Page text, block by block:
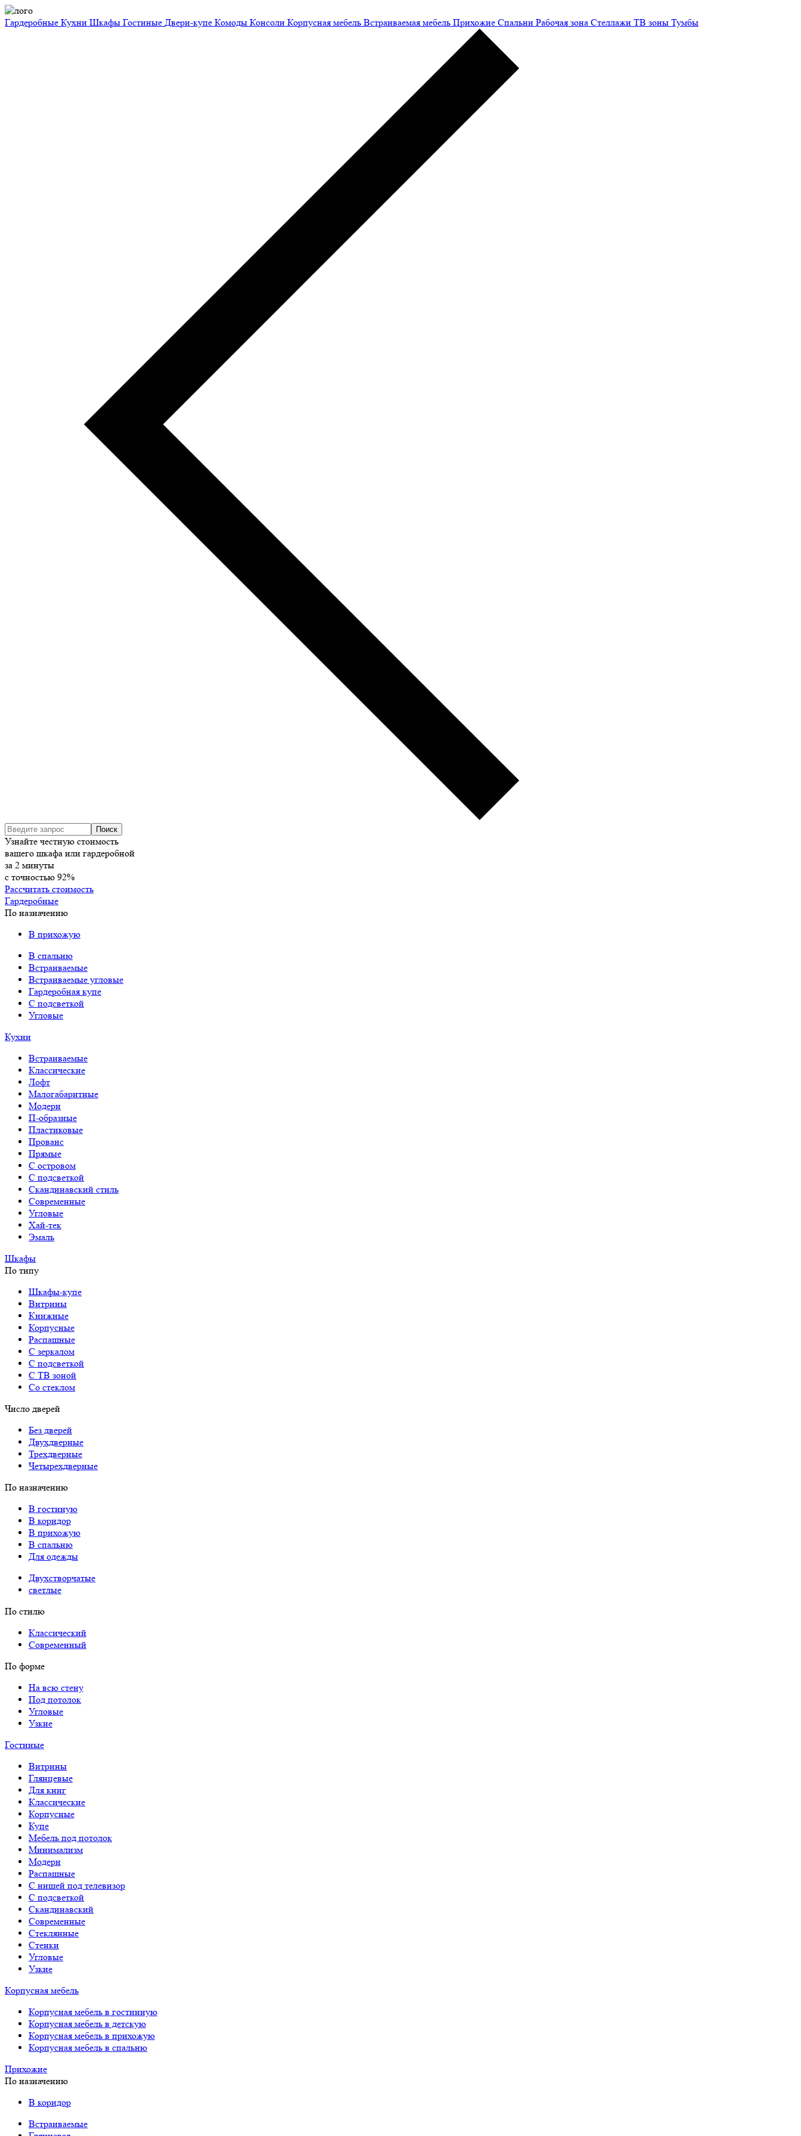
Гардеробные Кухни Шкафы Гостиные Двери-купе Комоды Консоли Корпусная мебель Встраиваемая мебель Прихожие Спальни Рабочая зона Стеллажи ТВ зоны Тумбы
Узнайте честную стоимость
вашего шкафа или гардеробной
за 2 минуты
с точностью 92%
Рассчитать стоимость
Гардеробные
По назначению
В прихожую
В спальню
Встраиваемые
Встраиваемые угловые
Гардеробная купе
С подсветкой
Угловые
Кухни
Встраиваемые
Классические
Лофт
Малогабаритные
Модерн
П-образные
Пластиковые
Прованс
Прямые
С островом
С подсветкой
Скандинавский стиль
Современные
Угловые
Хай-тек
Эмаль
Шкафы
По типу
Шкафы-купе
Витрины
Книжные
Корпусные
Распашные
С зеркалом
С подсветкой
С ТВ зоной
Со стеклом
Число дверей
Без дверей
Двухдверные
Трехдверные
Четырехдверные
По назначению
В гостиную
В коридор
В прихожую
В спальню
Для одежды
Двухстворчатые
светлые
По стилю
Классический
Современный
По форме
На всю стену
Под потолок
Угловые
Узкие
Гостиные
Витрины
Глянцевые
Для книг
Классические
Корпусные
Купе
Мебель под потолок
Минимализм
Модерн
Распашные
С нишей под телевизор
С подсветкой
Скандинавский
Современные
Стеклянные
Стенки
Угловые
Узкие
Корпусная мебель
Корпусная мебель в гостинную
Корпусная мебель в детскую
Корпусная мебель в прихожую
Корпусная мебель в спальню
Прихожие
По назначению
В коридор
Встраиваемые